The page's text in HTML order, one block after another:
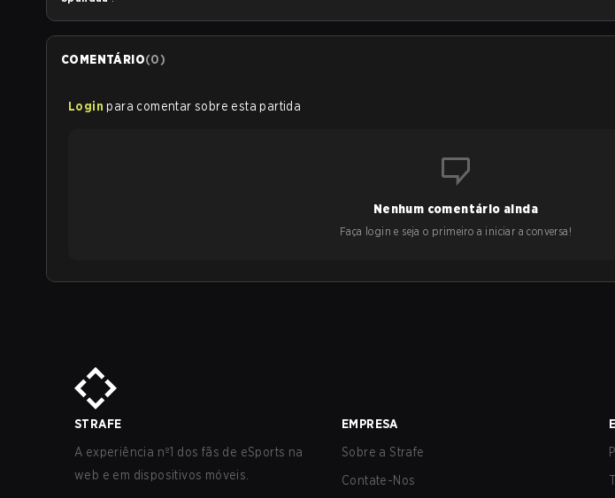
COMENTÁRIO(0)
Login para comentar sobre esta partida
Nenhum comentário ainda
Faça login e seja o primeiro a iniciar a conversa!
STRAFE
A experiência nº1 dos fãs de eSports na
web e em dispositivos móveis.
EMPRESA
Sobre a Strafe
Contate-Nos